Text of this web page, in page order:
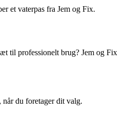
et vaterpas fra Jem og Fix.
til professionelt brug? Jem og Fix
du foretager dit valg.